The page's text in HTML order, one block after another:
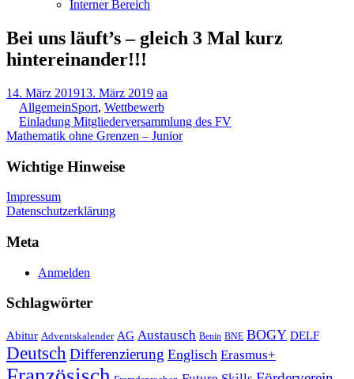
Interner Bereich
Bei uns läuft’s – gleich 3 Mal kurz
hintereinander!!!
14. März 201913. März 2019 aa
AllgemeinSport, Wettbewerb
Beitragsnavigation
Einladung Mitgliederversammlung des FV
Mathematik ohne Grenzen – Junior
Wichtige Hinweise
Impressum
Datenschutzerklärung
Meta
Anmelden
Schlagwörter
Abitur Adventskalender AG Austausch Benin BNE BOGY DELF
DeutschDifferenzierung Englisch Erasmus+